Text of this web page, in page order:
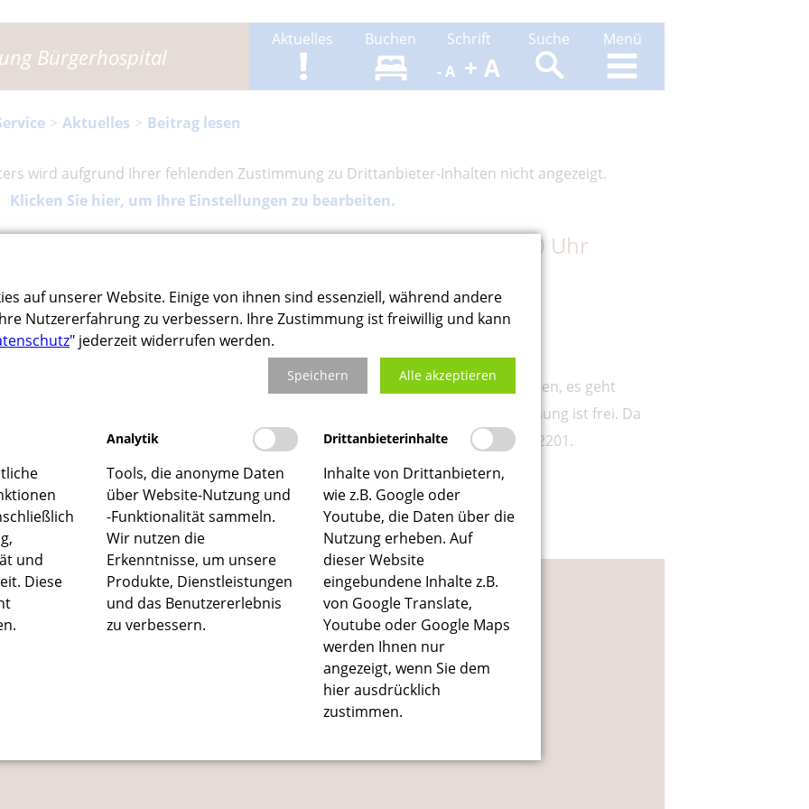
Bürgerhospital
Aktuelles Buchen
Schrift
- A + A
Suche Menü
Aktuelles Beitrag lesen
wird aufgrund Ihrer fehlenden Zustimmung zu Drittanbieter-Inhalten nicht angezeigt.
Klicken Sie hier, um Ihre Einstellungen zu bearbeiten.
Angelika Rau 28.03.2024 am 18.04.2024 um 18.00 Uhr
um 18 Uhr zur Buchpräsentation von Angelika Rau ein.
von Böhl“ in Deidesheim.
Gefühle, sie sind die Basis für ein glückliches Leben. Was wir uns auch wünschen, es geht
Aber: Wir müssen uns dafür entscheiden. Der Eintritt für die Lesung ist frei. Da
wir Sie um telefonische Reservierung unter der Telefonnummer 06326 / 972201.
Ritter von Böhl und Stifung Bürgerhospital
auf unserer Website. Einige von ihnen sind essenziell, während andere
Nutzererfahrung zu verbessern. Ihre Zustimmung ist freiwillig und kann
" jederzeit widerrufen werden.
Speichern Alle akzeptieren
und
Diese
Analytik
Tools, die anonyme Daten
über Website-Nutzung und
-Funktionalität sammeln.
Wir nutzen die
Erkenntnisse, um unsere
Produkte, Dienstleistungen
und das Benutzererlebnis
zu verbessern.
Drittanbieterinhalte
Inhalte von Drittanbietern,
wie z.B. Google oder
Youtube, die Daten über die
Nutzung erheben. Auf
dieser Website
eingebundene Inhalte z.B.
von Google Translate,
Youtube oder Google Maps
werden Ihnen nur
angezeigt, wenn Sie dem
hier ausdrücklich
zustimmen.